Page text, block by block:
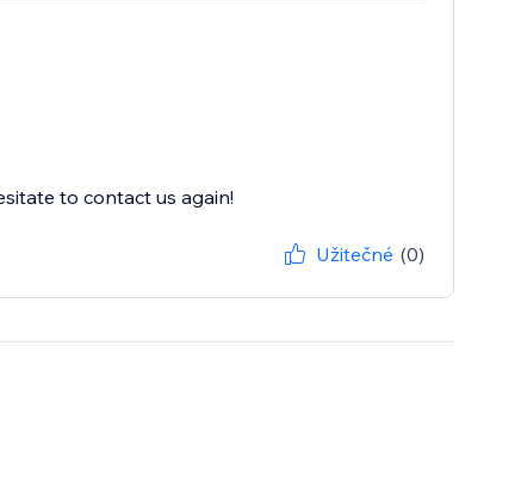
to contact us again!
Užitečné (0)